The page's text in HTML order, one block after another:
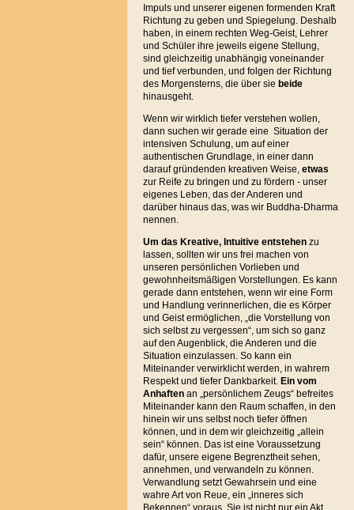
Impuls und unserer eigenen formenden Kraft
Richtung zu geben und Spiegelung. Deshalb
haben, in einem rechten Weg-Geist, Lehrer
und Schüler ihre jeweils eigene Stellung,
sind gleichzeitig unabhängig voneinander
und tief verbunden, und folgen der Richtung
des Morgensterns, die über sie beide
hinausgeht.
Wenn wir wirklich tiefer verstehen wollen,
dann suchen wir gerade eine Situation der
intensiven Schulung, um auf einer
authentischen Grundlage, in einer dann
darauf gründenden kreativen Weise, etwas
zur Reife zu bringen und zu fördern - unser
eigenes Leben, das der Anderen und
darüber hinaus das, was wir Buddha-Dharma
nennen.
Um das Kreative, Intuitive entstehenzu
lassen, sollten wir uns frei machen von
unseren persönlichen Vorlieben und
gewohnheitsmäßigen Vorstellungen. Es kann
gerade dann entstehen, wenn wir eine Form
und Handlung verinnerlichen, die es Körper
und Geist ermöglichen, „die Vorstellung von
sich selbst zu vergessen“, um sich so ganz
auf den Augenblick, die Anderen und die
Situation einzulassen. So kann ein
Miteinander verwirklicht werden, in wahrem
Respekt und tiefer Dankbarkeit. Ein vom
Anhaftenan „persönlichem Zeugs“ befreites
Miteinander kann den Raum schaffen, in den
hinein wir uns selbst noch tiefer öffnen
können, und in dem wir gleichzeitig „allein
sein“ können. Das ist eine Voraussetzung
dafür, unsere eigene Begrenztheit sehen,
annehmen, und verwandeln zu können.
Verwandlung setzt Gewahrsein und eine
wahre Art von Reue, ein „inneres sich
Bekennen“ voraus. Sie ist nicht nur ein Akt